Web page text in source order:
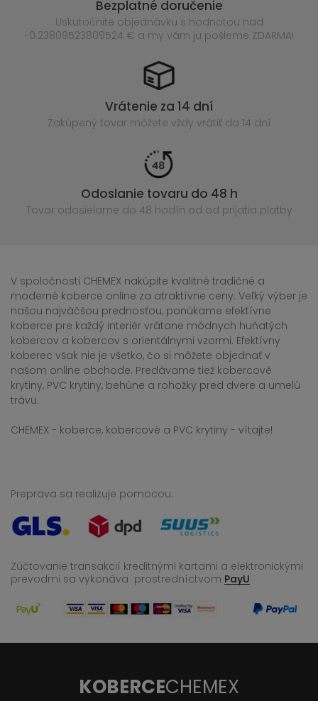
Bezplatné doručenie
Uskutočnite objednávku s hodnotou nad
-0.23809523809524 € a my vám ju pošleme ZDARMA!
Vrátenie za 14 dní
Zakúpený tovar môžete vždy vrátiť do 14 dní
Odoslanie tovaru do 48 h
Tovar odosielame do 48 hodín od od prijatia platby
V spoločnosti CHEMEX nakúpite kvalitné tradičné a
moderné koberce online za atraktívne ceny. Veľký výber je
našou najväčšou prednosťou, ponúkame efektívne
koberce pre každý interiér vrátane módnych huňatých
kobercov a kobercov s orientálnymi vzormi. Efektívny
koberec však nie je všetko, čo si môžete objednať v
našom online obchode. Predávame tiež kobercové
krytiny, PVC krytiny, behúne a rohožky pred dvere a umelú
trávu.
CHEMEX - koberce, kobercové a PVC krytiny - vítajte!
Preprava sa realizuje pomocou:
Zúčtovanie transakcií kreditnými kartami a elektronickými
prevodmi sa vykonáva prostredníctvom PayU
KOBERCECHEMEX